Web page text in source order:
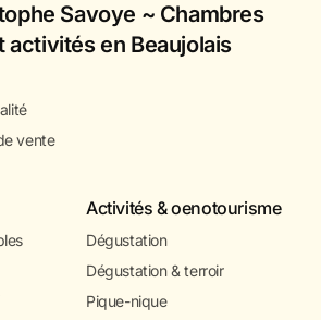
Savoye ~ Chambres
en Beaujolais
vente
Activités & oenotourisme
Dégustation
Dégustation & terroir
Pique-nique